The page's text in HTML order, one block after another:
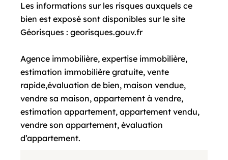
Les informations sur les risques auxquels ce
bien est exposé sont disponibles sur le site
Géorisques : georisques.gouv.fr
Agence immobilière, expertise immobilière,
estimation immobilière gratuite, vente
rapide,évaluation de bien, maison vendue,
vendre sa maison, appartement à vendre,
estimation appartement, appartement vendu,
vendre son appartement, évaluation
d’appartement.